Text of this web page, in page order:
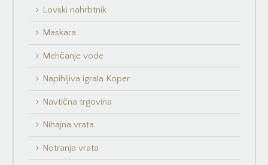
Lovski nahrbtnik
Maskara
Mehčanje vode
Napihljiva igrala Koper
Navtična trgovina
Nihajna vrata
Notranja vrata